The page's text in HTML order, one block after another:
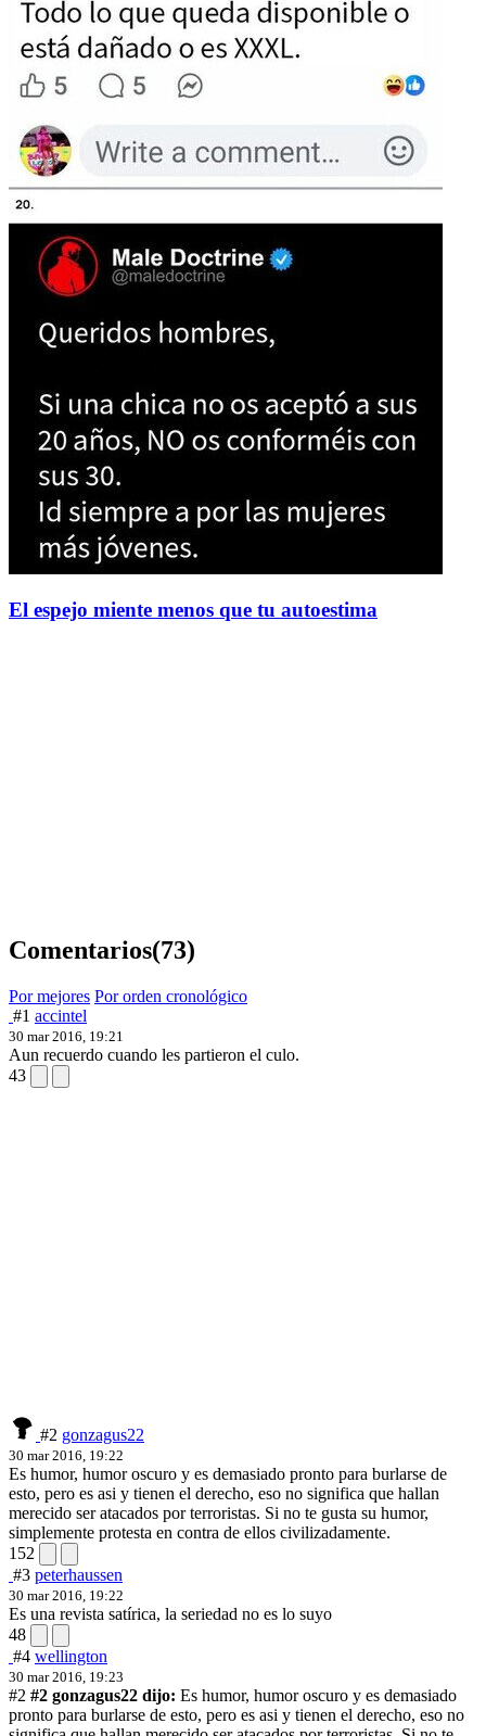
El espejo miente menos que tu autoestima
Comentarios(73)
Por mejores Por orden cronológico
#1 accintel
30 mar 2016, 19:21
Aun recuerdo cuando les partieron el culo.
43
#2 gonzagus22
30 mar 2016, 19:22
Es humor, humor oscuro y es demasiado pronto para burlarse de
esto, pero es asi y tienen el derecho, eso no significa que hallan
merecido ser atacados por terroristas. Si no te gusta su humor,
simplemente protesta en contra de ellos civilizadamente.
152
#3 peterhaussen
30 mar 2016, 19:22
Es una revista satírica, la seriedad no es lo suyo
48
#4 wellington
30 mar 2016, 19:23
#2 #2 gonzagus22 dijo: Es humor, humor oscuro y es demasiado
pronto para burlarse de esto, pero es asi y tienen el derecho, eso no